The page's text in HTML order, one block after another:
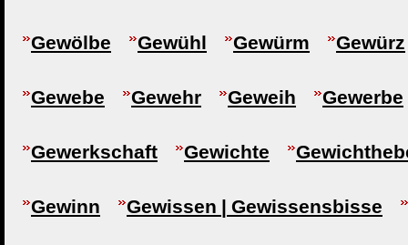
Gewölbe Gewühl Gewürm Gewürz
Gewebe Gewehr Geweih Gewerbe
Gewerkschaft Gewichte
Gewinn Gewissen | Gewissensbisse